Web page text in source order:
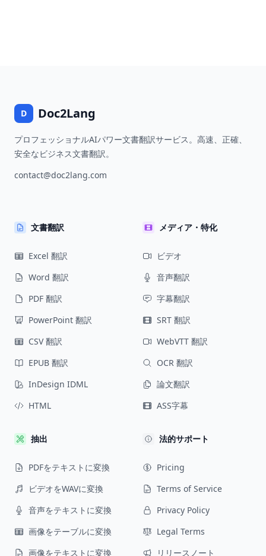
D Doc2Lang
プロフェッショナルAIパワー文書翻訳サービス。高速、正確、
安全なビジネス文書翻訳。
contact@doc2lang.com
文書翻訳
Excel 翻訳
Word 翻訳
PDF 翻訳
PowerPoint 翻訳
CSV 翻訳
EPUB 翻訳
InDesign IDML
HTML
メディア・特化
ビデオ
音声翻訳
字幕翻訳
SRT 翻訳
WebVTT 翻訳
OCR 翻訳
論文翻訳
ASS字幕
抽出
PDFをテキストに変換
ビデオをWAVに変換
音声をテキストに変換
画像をテーブルに変換
画像をテキストに変換
法的サポート
Pricing
Terms of Service
Privacy Policy
Legal Terms
リリースノート